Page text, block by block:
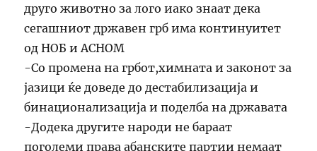
друго животно за лого иако знаат дека
сегашниот државен грб има континуитет
од НОБ и АСНОМ
-Со промена на грбот,химната и законот за
јазици ќе доведе до дестабилизација и
бинационализација и поделба на државата
-Додека другите народи не бараат
поголеми права абанските партии немаат